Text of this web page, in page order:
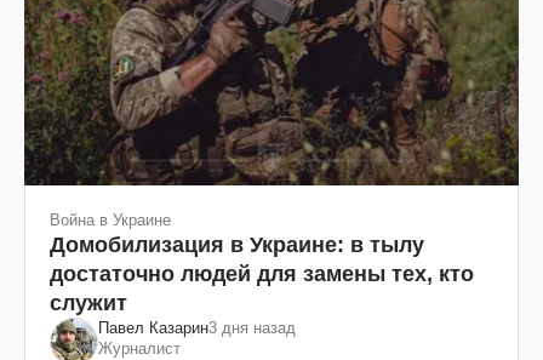
Война в Украине
Домобилизация в Украине: в тылу
достаточно людей для замены тех, кто
служит
Павел Казарин3 дня назад
Журналист